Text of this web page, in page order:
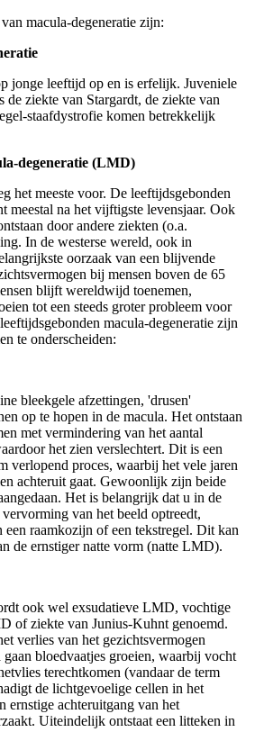
macula-degeneratie zijn:
jonge leeftijd op en is erfelijk. Juveniele
de ziekte van Stargardt, de ziekte van
staafdystrofie komen betrekkelijk
degeneratie (LMD)
het meeste voor. De leeftijdsgebonden
meestal na het vijftigste levensjaar. Ook
door andere ziekten (o.a.
In de westerse wereld, ook in
oorzaak van een blijvende
bij mensen boven de 65
blijft wereldwijd toenemen,
tot een steeds groter probleem voor
macula-degeneratie zijn
te onderscheiden:
bleekgele afzettingen, 'drusen'
op te hopen in de macula. Het ontstaan
met vermindering van het aantal
het zien verslechtert. Dit is een
verlopend proces, waarbij het vele jaren
achteruit gaat. Gewoonlijk zijn beide
Het is belangrijk dat u in de
van het beeld optreedt,
raamkozijn of een tekstregel. Dit kan
de ernstiger natte vorm (natte LMD).
ook wel exsudatieve LMD, vochtige
of ziekte van Junius-Kuhnt genoemd.
verlies van het gezichtsvermogen
bloedvaatjes groeien, waarbij vocht
terechtkomen (vandaar de term
de lichtgevoelige cellen in het
ernstige achteruitgang van het
Uiteindelijk ontstaat een litteken in